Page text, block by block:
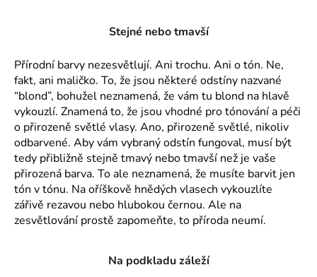
Stejné nebo tmavší
Přírodní barvy nezesvětlují. Ani trochu. Ani o tón. Ne,
fakt, ani maličko. To, že jsou některé odstíny nazvané
“blond”, bohužel neznamená, že vám tu blond na hlavě
vykouzlí. Znamená to, že jsou vhodné pro tónování a péči
o přirozeně světlé vlasy. Ano, přirozeně světlé, nikoliv
odbarvené. Aby vám vybraný odstín fungoval, musí být
tedy přibližně stejně tmavý nebo tmavší než je vaše
přirozená barva. To ale neznamená, že musíte barvit jen
tón v tónu. Na oříškově hnědých vlasech vykouzlíte
zářivě rezavou nebo hlubokou černou. Ale na
zesvětlování prostě zapomeňte, to příroda neumí.
Na podkladu záleží
o
p
o
r
u
č
u
j
e
m
e